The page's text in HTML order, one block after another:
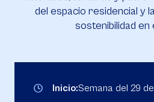
del espacio residencial y
sostenibilidad en
Inicio:Semana del 29